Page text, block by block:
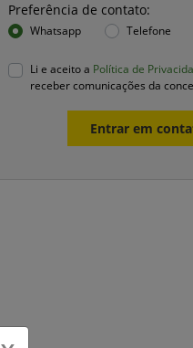
Preferência de contato:
Whatsapp Telefone
Li e aceito a Política de
receber comunicações da
Entrar em